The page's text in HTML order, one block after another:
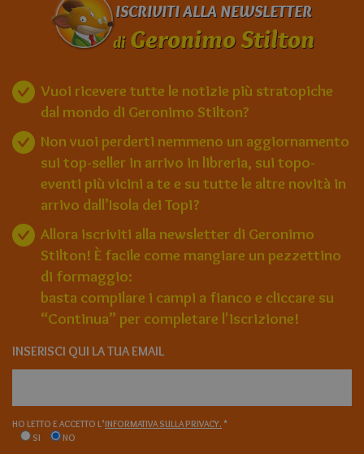
ISCRIVITI ALLA NEWSLETTER
diGeronimo Stilton
Vuoi ricevere tutte le notizie più stratopiche
dal mondo di Geronimo Stilton?
Non vuoi perderti nemmeno un aggiornamento
sui top-seller in arrivo in libreria, sui topo-
eventi più vicini a te e su tutte le altre novità in
arrivo dall’Isola dei Topi?
Allora iscriviti alla newsletter di Geronimo
Stilton! È facile come mangiare un pezzettino
di formaggio:
basta compilare i campi a fianco e cliccare su
“Continua” per completare l'iscrizione!
INSERISCI QUI LA TUA EMAIL
HO LETTO E ACCETTO L’INFORMATIVA SULLA PRIVACY. *
SI
NO